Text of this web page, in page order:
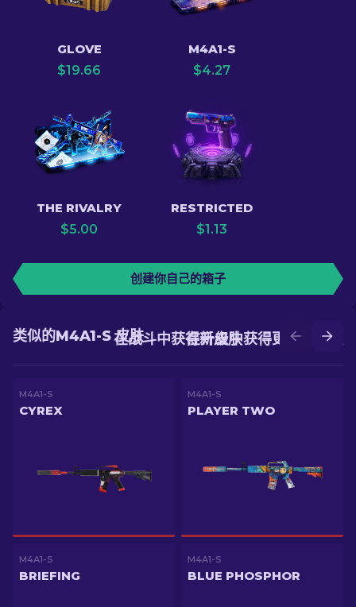
GLOVE
$19.66
M4A1-S
$4.27
THE RIVALRY
$5.00
RESTRICTED
$1.13
创建你自己的箱子
在升级中获得更好的皮肤
在战斗中获得新皮肤
类似的M4A1-S 皮肤
M4A1-S
CYREX
M4A1-S
PLAYER TWO
M4A1-S
BRIEFING
M4A1-S
BLUE PHOSPHOR